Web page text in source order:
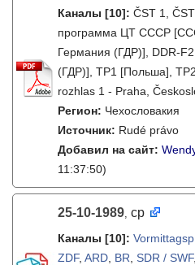
Каналы [10]: ČST 1,
программа ЦТ СССР
Германия (ГДР)], DDR-
(ГДР)], TP1 [Польша],
rozhlas 1 - Praha,
Регион: Чехословакия
Источник: Rudé právo
Добавил на сайт:
11:37:50)
25-10-1989, ср
Каналы [10]:
ZDF, ARD BR SDR / SWF,